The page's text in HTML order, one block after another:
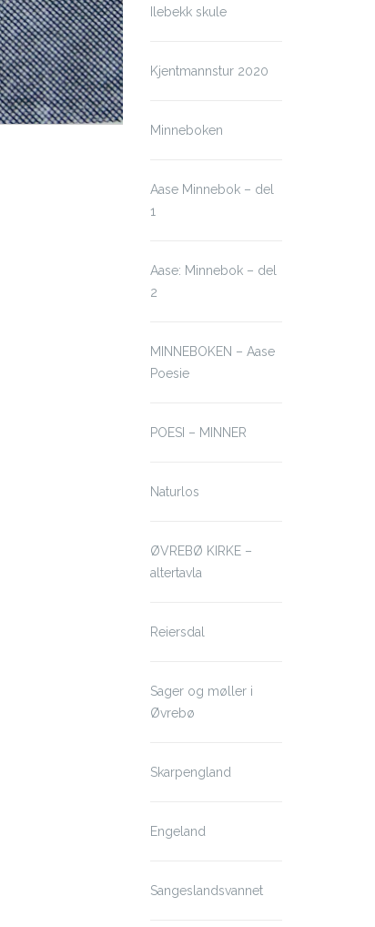
Ilebekk skule
Kjentmannstur 2020
Minneboken
Aase Minnebok – del
1
Aase: Minnebok – del
2
MINNEBOKEN – Aase
Poesie
POESI – MINNER
Naturlos
ØVREBØ KIRKE –
altertavla
Reiersdal
Sager og møller i
Øvrebø
Skarpengland
Engeland
Sangeslandsvannet